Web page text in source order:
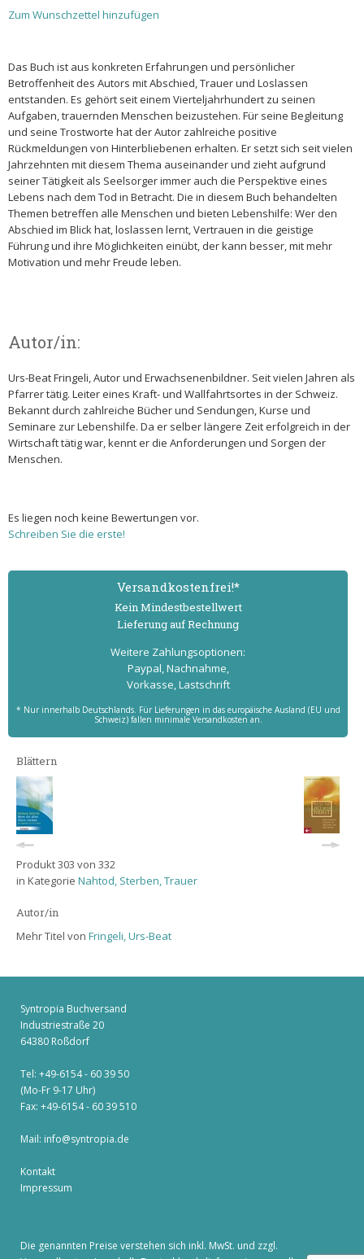
Zum Wunschzettel hinzufügen
Das Buch ist aus konkreten Erfahrungen und persönlicher
Betroffenheit des Autors mit Abschied, Trauer und Loslassen
entstanden. Es gehört seit einem Vierteljahrhundert zu seinen
Aufgaben, trauernden Menschen beizustehen. Für seine Begleitung
und seine Trostworte hat der Autor zahlreiche positive
Rückmeldungen von Hinterbliebenen erhalten. Er setzt sich seit vielen
Jahrzehnten mit diesem Thema auseinander und zieht aufgrund
seiner Tätigkeit als Seelsorger immer auch die Perspektive eines
Lebens nach dem Tod in Betracht. Die in diesem Buch behandelten
Themen betreffen alle Menschen und bieten Lebenshilfe: Wer den
Abschied im Blick hat, loslassen lernt, Vertrauen in die geistige
Führung und ihre Möglichkeiten einübt, der kann besser, mit mehr
Motivation und mehr Freude leben.
Autor/in:
Urs-Beat Fringeli, Autor und Erwachsenenbildner. Seit vielen Jahren als
Pfarrer tätig. Leiter eines Kraft- und Wallfahrtsortes in der Schweiz.
Bekannt durch zahlreiche Bücher und Sendungen, Kurse und
Seminare zur Lebenshilfe. Da er selber längere Zeit erfolgreich in der
Wirtschaft tätig war, kennt er die Anforderungen und Sorgen der
Menschen.
Es liegen noch keine Bewertungen vor.
Schreiben Sie die erste!
Versand­kostenfrei!*
Kein Mindest­bestell­wert
Lieferung auf Rechnung
Weitere Zahlungs­optionen:
Paypal, Nachnahme,
Vorkasse, Lastschrift
* Nur innerhalb Deutschlands. Für Lieferungen in das europäische Ausland (EU und
Schweiz) fallen minimale Versandkosten an.
Blättern
Produkt 303 von 332
in Kategorie Nahtod, Sterben, Trauer
Autor/in
Mehr Titel von Fringeli, Urs-Beat
Syntropia Buchversand
Industriestraße 20
64380 Roßdorf
Tel: +49-6154 - 60 39 50
(Mo-Fr 9-17 Uhr)
Fax: +49-6154 - 60 39 510
Mail: info@syntropia.de
Kontakt
Impressum
Die genannten Preise verstehen sich inkl. MwSt. und zzgl.